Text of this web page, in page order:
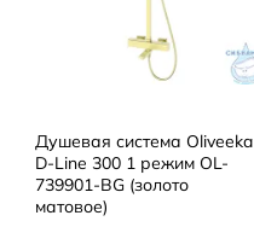
Душевая система Oliveeka
D-Line 300 1 режим OL-
739901-BG (золото
матовое)